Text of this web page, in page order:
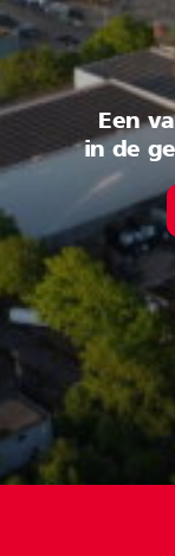
Een
in de